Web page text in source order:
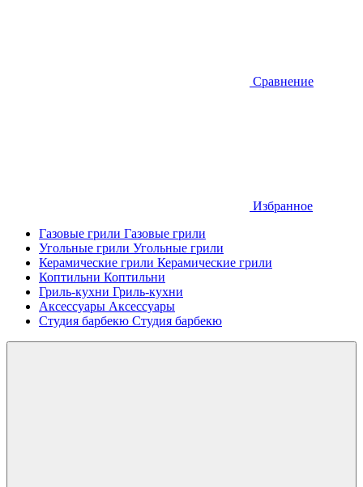
Сравнение
Избранное
Газовые грили Газовые грили
Угольные грили Угольные грили
Керамические грили Керамические грили
Коптильни Коптильни
Гриль-кухни Гриль-кухни
Аксессуары Аксессуары
Студия барбекю Студия барбекю